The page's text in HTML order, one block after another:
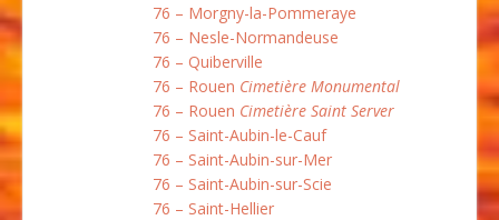
76 – Morgny-la-Pommeraye
76 – Nesle-Normandeuse
76 – Quiberville
76 – Rouen Cimetière Monumental
76 – Rouen Cimetière Saint Server
76 – Saint-Aubin-le-Cauf
76 – Saint-Aubin-sur-Mer
76 – Saint-Aubin-sur-Scie
76 – Saint-Hellier